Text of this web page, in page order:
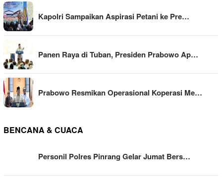
Kapolri Sampaikan Aspirasi Petani ke Pre…
Panen Raya di Tuban, Presiden Prabowo Ap…
Prabowo Resmikan Operasional Koperasi Me…
BENCANA & CUACA
Personil Polres Pinrang Gelar Jumat Bers…